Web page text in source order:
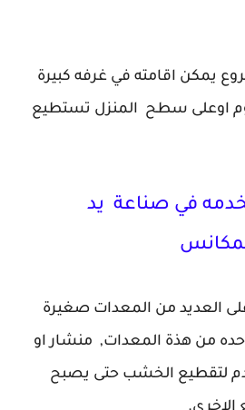
يمكن اقامته في غرفه كبيرة
اوعلى سطح المنزل تستطيع
في صناعة يد
العديد من المعدات صغيرة
من هذة المعدات, منشار او
لتقطيع الخشب حتى يصبح